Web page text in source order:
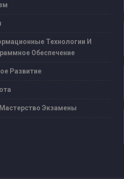
Технологии И
Обеспечение
Развитие
Мастерство Экзамены